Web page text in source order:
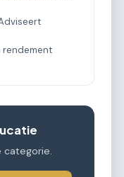
rendement
categorie.